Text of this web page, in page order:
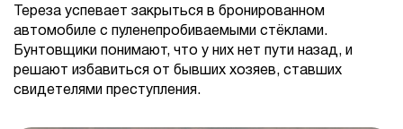
Тереза успевает закрыться в бронированном
автомобиле с пуленепробиваемыми стёклами.
Бунтовщики понимают, что у них нет пути назад, и
решают избавиться от бывших хозяев, ставших
свидетелями преступления.